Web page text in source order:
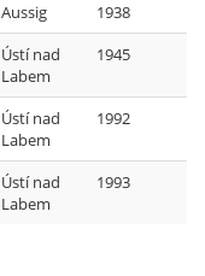
Aussig
1938
Ústí nad
Labem
1945
Ústí nad
Labem
1992
Ústí nad
Labem
1993